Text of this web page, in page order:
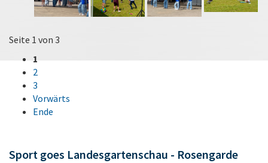
Seite 1 von 3
1
2
3
Vorwärts
Ende
Sport goes Landesgartenschau - Rosengarde